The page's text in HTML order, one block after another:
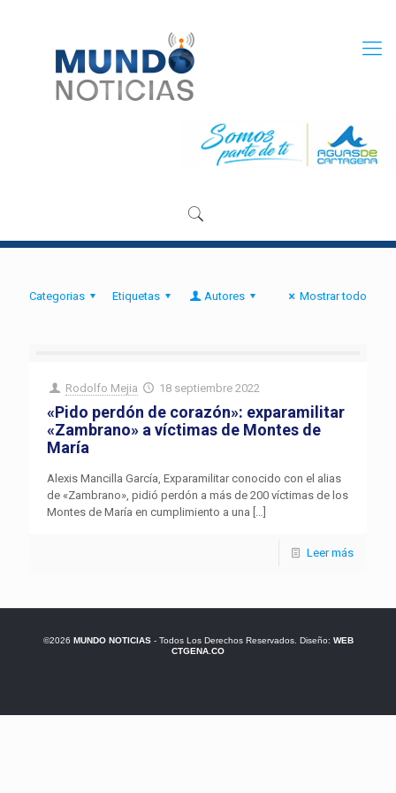
Categorias Etiquetas Autores Mostrar todo
Rodolfo Mejia 18 septiembre 2022
«Pido perdón de corazón»: exparamilitar
«Zambrano» a víctimas de Montes de
María
Alexis Mancilla García, Exparamilitar conocido con el alias
de «Zambrano», pidió perdón a más de 200 víctimas de los
Montes de María en cumplimiento a una […]
Leer más
©2026 MUNDO NOTICIAS- Todos Los Derechos Reservados. Diseño: WEB
CTGENA.CO